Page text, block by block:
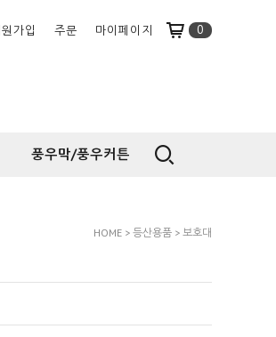
가입 주문 마이페이지 0
풍우막/풍우커튼
HOME > 등산용품 > 보호대